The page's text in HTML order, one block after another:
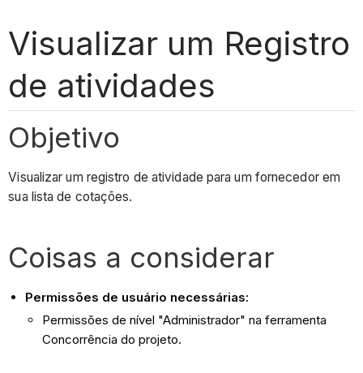
Visualizar um Registro
de atividades
Objetivo
Visualizar um registro de atividade para um fornecedor em
sua lista de cotações.
Coisas a considerar
Permissões de usuário necessárias:
Permissões de nível "Administrador" na ferramenta
Concorrência do projeto.